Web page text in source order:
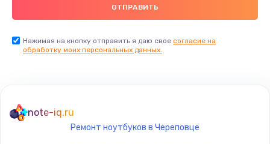
Нажимая на кнопку отправить я даю свое согласие на
обработку моих персональных данных.
note-iq.ru
Ремонт ноутбуков в Череповце